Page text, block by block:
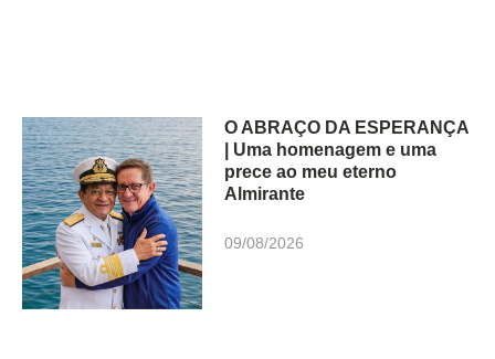
O ABRAÇO DA ESPERANÇA
| Uma homenagem e uma
prece ao meu eterno
Almirante
09/08/2026